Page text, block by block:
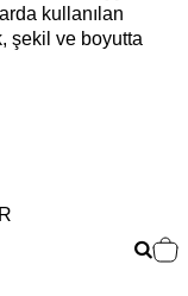
kullanılan
şekil ve boyutta